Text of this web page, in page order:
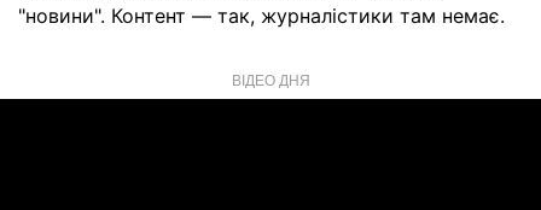
"новини". Контент — так, журналістики там немає.
ВІДЕО ДНЯ